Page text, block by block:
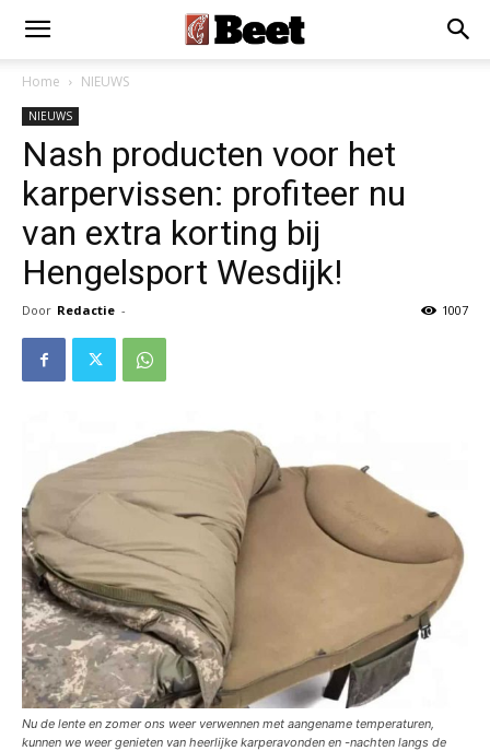
Home NIEUWS
NIEUWS
Nash producten voor het
karpervissen: profiteer nu
van extra korting bij
Hengelsport Wesdijk!
Door Redactie - 1007
Nu de lente en zomer ons weer verwennen met aangename temperaturen,
kunnen we weer genieten van heerlijke karperavonden en -nachten langs de